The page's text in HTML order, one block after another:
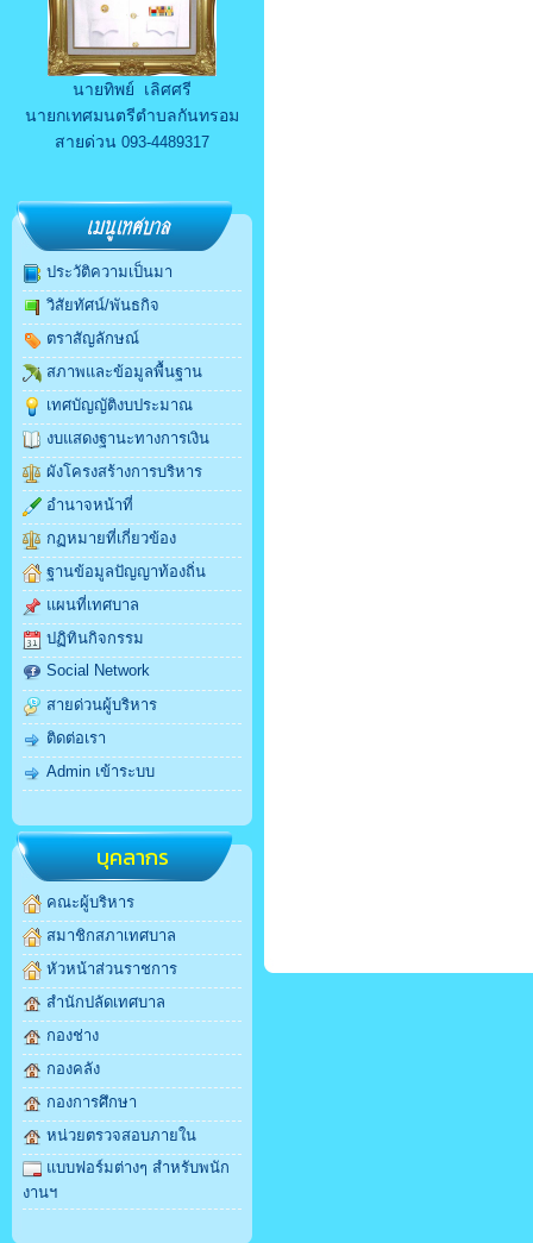
นายทิพย์ เลิศศรี
นายกเทศมนตรีตำบลกันทรอม
สายด่วน 093-4489317
ประวัติความเป็นมา
วิสัยทัศน์/พันธกิจ
ตราสัญลักษณ์
สภาพและข้อมูลพื้นฐาน
เทศบัญญัติงบประมาณ
งบแสดงฐานะทางการเงิน
ผังโครงสร้างการบริหาร
อำนาจหน้าที่
กฏหมายที่เกี่ยวข้อง
ฐานข้อมูลปัญญาท้องถิ่น
แผนที่เทศบาล
ปฏิทินกิจกรรม
Social Network
สายด่วนผู้บริหาร
ติดต่อเรา
Admin เข้าระบบ
บุคลากร
คณะผู้บริหาร
สมาชิกสภาเทศบาล
หัวหน้าส่วนราชการ
สำนักปลัดเทศบาล
กองช่าง
กองคลัง
กองการศึกษา
หน่วยตรวจสอบภายใน
แบบฟอร์มต่างๆ สำหรับพนัก
งานฯ